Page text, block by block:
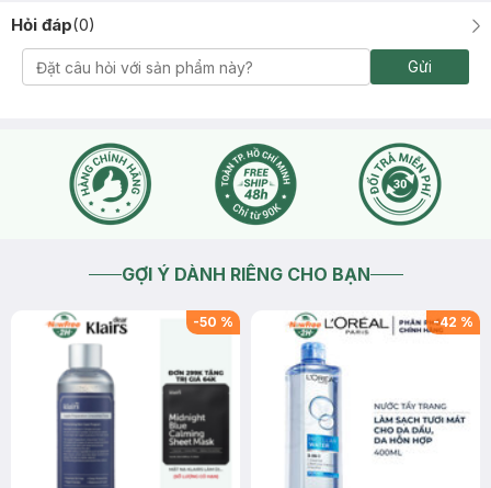
Hỏi đáp(0)
Gửi
GỢI Ý DÀNH RIÊNG CHO BẠN
-50 % -42 %